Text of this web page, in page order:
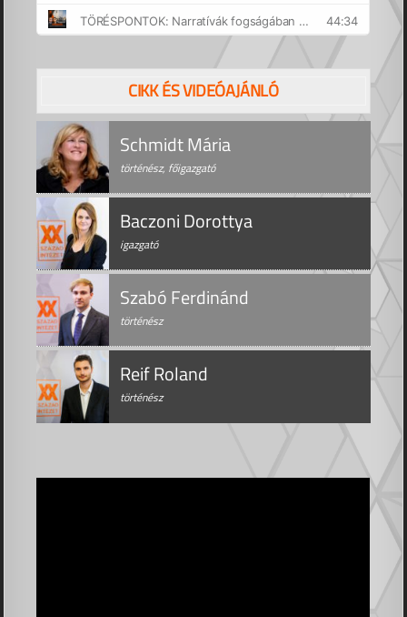
CIKK ÉS VIDEÓAJÁNLÓ
Schmidt Mária
történész, főigazgató
Baczoni Dorottya
igazgató
Szabó Ferdinánd
történész
Reif Roland
történész